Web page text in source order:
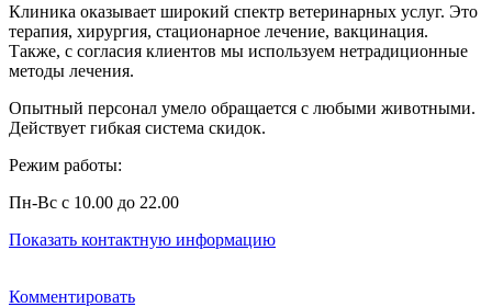
Клиника оказывает широкий спектр ветеринарных услуг. Это
терапия, хирургия, стационарное лечение, вакцинация.
Также, с согласия клиентов мы используем нетрадиционные
методы лечения.
Опытный персонал умело обращается с любыми животными.
Действует гибкая система скидок.
Режим работы:
Пн-Вс с 10.00 до 22.00
Показать контактную информацию
Комментировать